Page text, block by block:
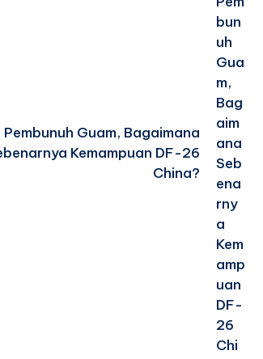
Guam, Bagaimana
Kemampuan DF-26
China?